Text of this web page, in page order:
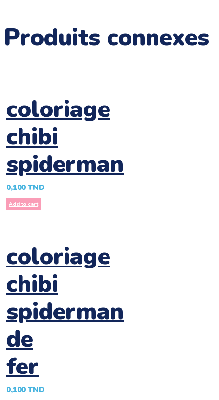
Produits connexes
coloriage
chibi
spiderman
0,100 TND
Add to cart
coloriage
chibi
spiderman
de
fer
0,100 TND